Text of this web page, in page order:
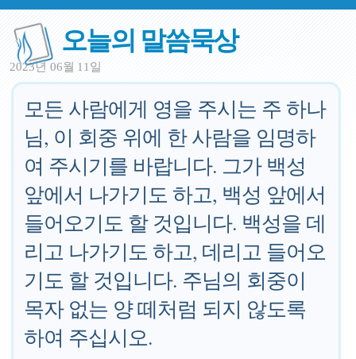
오늘의 말씀묵상
2023년 06월 11일
모든 사람에게 영을 주시는 주 하나
님, 이 회중 위에 한 사람을 임명하
여 주시기를 바랍니다. 그가 백성
앞에서 나가기도 하고, 백성 앞에서
들어오기도 할 것입니다. 백성을 데
리고 나가기도 하고, 데리고 들어오
기도 할 것입니다. 주님의 회중이
목자 없는 양 떼처럼 되지 않도록
하여 주십시오.